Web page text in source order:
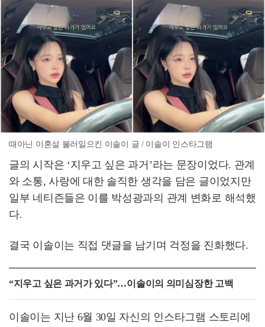
때아닌 이혼설 불러일으킨 이솔이 글 / 이솔이 인스타그램
글의 시작은 ‘지우고 싶은 과거’라는 문장이었다. 관계
와 소통, 사랑에 대한 솔직한 생각을 담은 글이었지만
일부 네티즌들은 이를 박성광과의 관계 변화로 해석했
다.
결국 이솔이는 직접 댓글을 남기며 걱정을 진화했다.
“지우고 싶은 과거가 있다”…이솔이의 의미심장한 고백
이솔이는 지난 6월 30일 자신의 인스타그램 스토리에